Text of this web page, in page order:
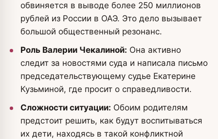
обвиняется в выводе более 250 миллионов
рублей из России в ОАЭ. Это дело вызывает
большой общественный резонанс.
Роль Валерии Чекалиной: Она активно
следит за новостями суда и написала письмо
председательствующему судье Екатерине
Кузьминой, где просит о справедливости.
Сложности ситуации: Обоим родителям
предстоит решить, как будут воспитываться
их дети, находясь в такой конфликтной